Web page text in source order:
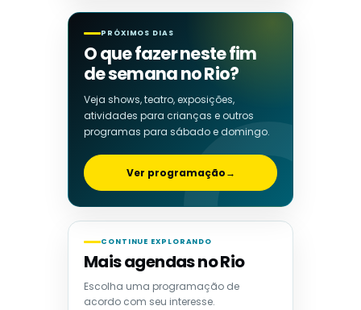
PRÓXIMOS DIAS
O que fazer neste fim
de semana no Rio?
Veja shows, teatro, exposições,
atividades para crianças e outros
programas para sábado e domingo.
Ver programação→
CONTINUE EXPLORANDO
Mais agendas no Rio
Escolha uma programação de
acordo com seu interesse.